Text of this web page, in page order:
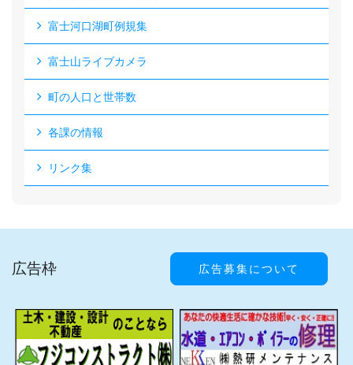
富士河口湖町例規集
富士山ライブカメラ
町の人口と世帯数
各課の情報
リンク集
広告枠 広告募集について